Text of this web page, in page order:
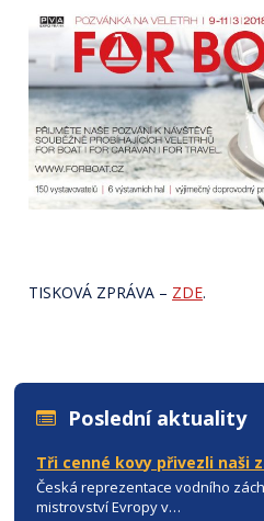
TISKOVÁ ZPRÁVA – ZDE.
Poslední aktuality
Tři cenné kovy přivezli naši
Česká reprezentace vodního
mistrovství Evropy v…